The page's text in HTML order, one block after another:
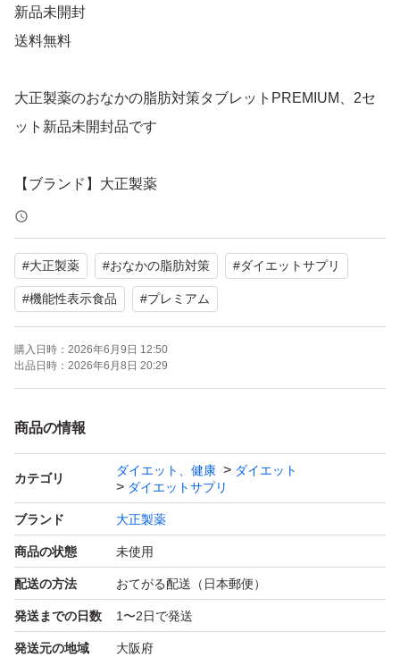
新品未開封
送料無料
大正製薬のおなかの脂肪対策タブレットPREMIUM、2セ
ット新品未開封品です
【ブランド】大正製薬
【商品名】おなかの脂肪対策タブレット PREMIUM
【内容量】30日分（90粒）2セット
【賞味期限】 2028/5月 ２袋
【発送方法】プチプチに包み、袋に入れて、ゆうパケット
での発送になります。
#大正製薬 #おなかの脂肪対策 #ダイエットサプリ
#機能性表示食品 #プレミアム
購入日時： 2026年6月9日 12:50
出品日時： 2026年6月8日 20:29
商品の情報
カテゴリ
ダイエット、健康
ダイエット
ダイエットサプリ
ブランド 大正製薬
商品の状態 未使用
配送の方法 おてがる配送（日本郵便）
発送までの日数 1〜2日で発送
発送元の地域 大阪府